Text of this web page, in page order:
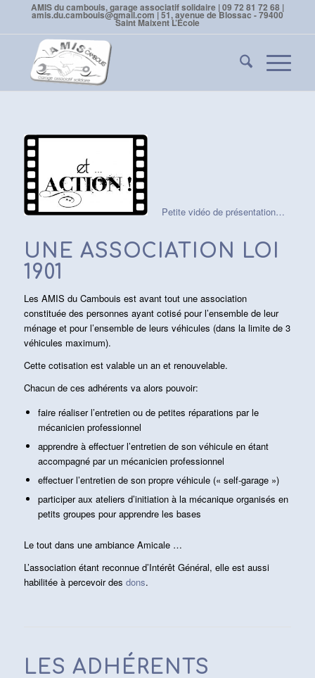
AMIS du cambouis, garage associatif solidaire | 09 72 81 72 68 |
amis.du.cambouis@gmail.com | 51, avenue de Blossac - 79400
Saint Maixent L’École
Petite vidéo de présentation…
UNE ASSOCIATION LOI
1901
Les AMIS du Cambouis est avant tout une association
constituée des personnes ayant cotisé pour l’ensemble de leur
ménage et pour l’ensemble de leurs véhicules (dans la limite de 3
véhicules maximum).
Cette cotisation est valable un an et renouvelable.
Chacun de ces adhérents va alors pouvoir:
faire réaliser l’entretien ou de petites réparations par le
mécanicien professionnel
apprendre à effectuer l’entretien de son véhicule en étant
accompagné par un mécanicien professionnel
effectuer l’entretien de son propre véhicule (« self-garage »)
participer aux ateliers d’initiation à la mécanique organisés en
petits groupes pour apprendre les bases
Le tout dans une ambiance Amicale …
L’association étant reconnue d’Intérêt Général, elle est aussi
habilitée à percevoir des dons.
LES ADHÉRENTS